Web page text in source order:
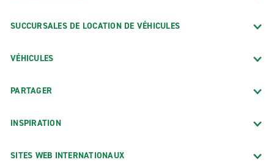
SUCCURSALES DE LOCATION DE VÉHICULES
VÉHICULES
PARTAGER
INSPIRATION
SITES WEB INTERNATIONAUX